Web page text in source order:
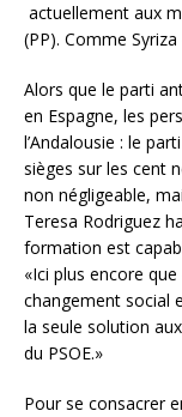
actuellement aux
(PP). Comme
Alors que le parti
en Espagne, les
l’Andalousie : le
sièges sur les cent
non négligeable,
Teresa Rodriguez
formation est
«Ici plus encore
changement social
la seule solution
du PSOE.»
Pour se consacrer